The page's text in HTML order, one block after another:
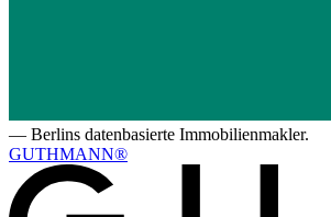
— Berlins datenbasierte Immobilienmakler.
GUTHMANN®